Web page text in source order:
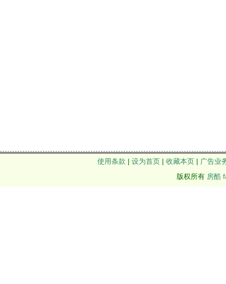
使用条款 | 设为首页 | 收藏本页 | 广告业
版权所有 房酷